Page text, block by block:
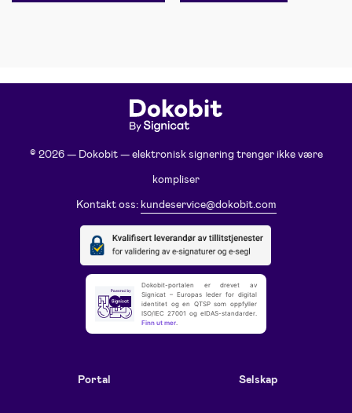
© 2026 — Dokobit — elektronisk signering trenger ikke være
kompliser
Kontakt oss: kundeservice@dokobit.com
Dokobit-portalen er drevet av
Signicat – Europas leder for digital
identitet og en QTSP som oppfyller
ISO/IEC 27001 og eIDAS-standarder.
Finn ut mer
Portal Selskap